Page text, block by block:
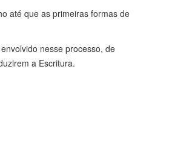
até que as primeiras formas de
nesse processo, de
a Escritura.